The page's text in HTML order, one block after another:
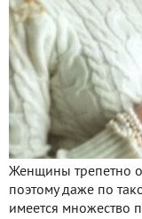
Женщины трепетно
поэтому даже по
имеется множество